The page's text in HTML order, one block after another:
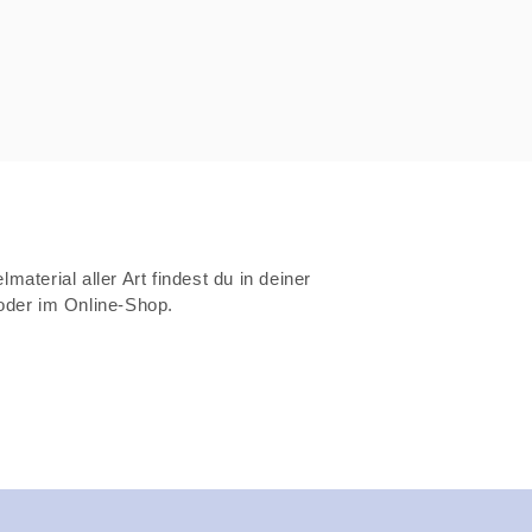
aller Art findest du in deiner
im Online-Shop.